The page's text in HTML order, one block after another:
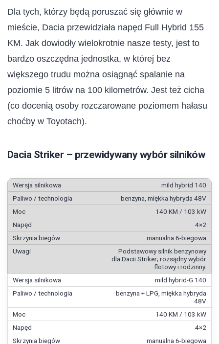
Dla tych, którzy będą poruszać się głównie w
mieście, Dacia przewidziała napęd Full Hybrid 155
KM. Jak dowiodły wielokrotnie nasze testy, jest to
bardzo oszczędna jednostka, w której bez
większego trudu można osiągnąć spalanie na
poziomie 5 litrów na 100 kilometrów. Jest też cicha
(co docenią osoby rozczarowane poziomem hałasu
choćby w Toyotach).
Dacia Striker – przewidywany wybór silników
mild hybrid 140
benzyna, miękka hybryda 48V
140 KM / 103 kW
4×2
manualna 6-biegowa
Podstawowy silnik benzynowy
dla Dacii Striker; rozsądny wybór
flotowy i rodzinny.
mild hybrid-G 140
benzyna + LPG, miękka hybryda
48V
140 KM / 103 kW
4×2
manualna 6-biegowa